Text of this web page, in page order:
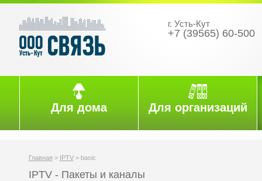
г. Усть-Кут
+7 (39565) 60-500
Для дома Для организаций
Главная > IPTV> basic
IPTV - Пакеты и каналы